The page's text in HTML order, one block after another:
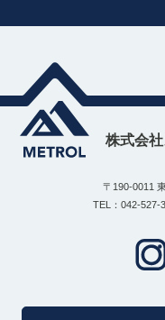
株式会
〒190-0011
TEL：042-527-